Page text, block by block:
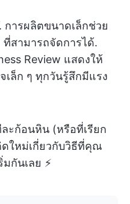
การผลิตขนาดเล็กช่วย
ที่สามารถจัดการได้.
Review แสดงให้
เล็ก ๆ ทุกวันรู้สึกมีแรง
ะก้อนหิน (หรือที่เรียก
ใหม่เกี่ยวกับวิธีที่คุณ
กันเลย ⚡